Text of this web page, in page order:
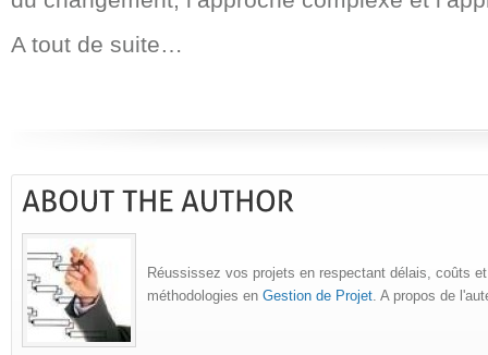
A tout de suite…
Réussissez vos projets en respectant délais, coûts
méthodologies en Gestion de Projet. A propos de